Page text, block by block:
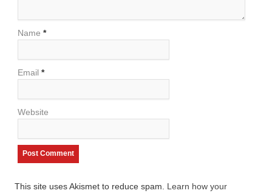
Name *
Email *
Website
This site uses Akismet to reduce spam. Learn how your